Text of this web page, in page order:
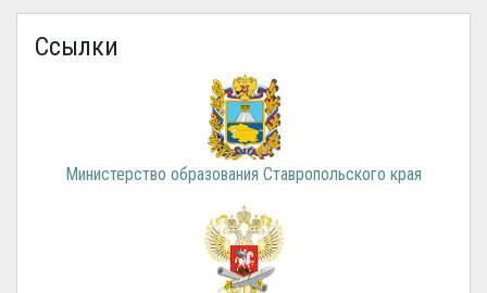
Ссылки
Министерство образования Ставропольского края